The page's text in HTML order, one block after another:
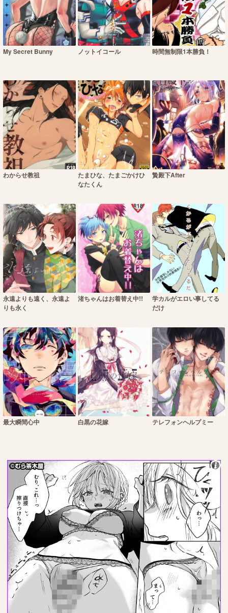
My Secret Bunny ノットイコール 時間無制限1本勝負！
わからせ教祖
たまひな、たまごかけひ
なたくん
贄殿下After
永遠よりも遠く、永遠よ
りも永く
渚ちゃんはお着替え中!!
学カルがエロい事してる
だけ
最大瞬間心中 白黒の花嫁 テレフォンヘルプミー